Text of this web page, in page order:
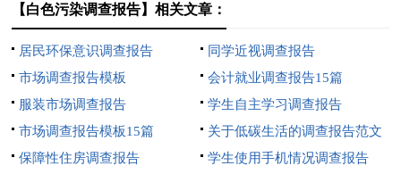
【白色污染调查报告】相关文章：
居民环保意识调查报告
同学近视调查报告
市场调查报告模板
会计就业调查报告15篇
服装市场调查报告
学生自主学习调查报告
市场调查报告模板15篇
关于低碳生活的调查报告范文
保障性住房调查报告
学生使用手机情况调查报告